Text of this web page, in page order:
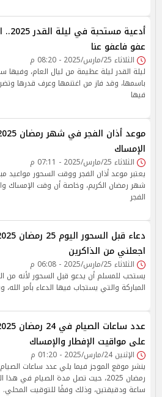
أدعية
عفو فاعفو عنا
الثلاثاء 25/مارس/2025 - 08:20 م
ليلة القدر ليلة عظيمة من ليال العام، وفيها
باسمها، وقد فاز من اغتنمها وعرف قدرها
فيها
الإمساك
الثلاثاء 25/مارس/2025 - 07:11 م
يعتبر موعد أذان الفجر ووقت السحور مواعيد
شهر رمضان الكريم، وخاصة أن وقت الإمساك
الفجر
اجعلني من الذاكرين
الثلاثاء 25/مارس/2025 - 06:08 م
يستحب للمسلم أن يدعو قبل السحور لأنه من
المباركة والتي يستجاب فيها الدعاء بأمر
على مواقيت الإفطار والإمساك
الإثنين 24/مارس/2025 - 01:20 م
ساعة ودقيقتين، وذلك وفقًا للتوقيت المحلي.